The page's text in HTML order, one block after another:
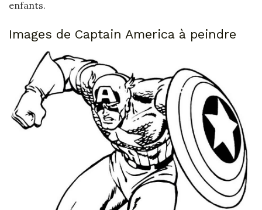
enfants.
Images de Captain America à peindre